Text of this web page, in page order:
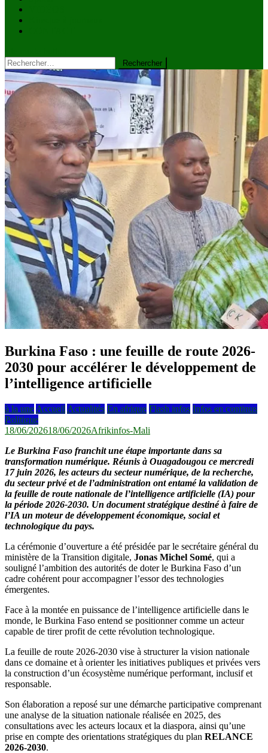
Rechercher :
Burkina Faso : une feuille de route 2026-
2030 pour accélérer le développement de
l’intelligence artificielle
à la une Accueil Actualités En afrique Flash infos Infos en continus
Politique
18/06/202618/06/2026Afrikinfos-Mali
Le Burkina Faso franchit une étape importante dans sa
transformation numérique. Réunis à Ouagadougou ce mercredi
17 juin 2026, les acteurs du secteur numérique, de la recherche,
du secteur privé et de l’administration ont entamé la validation de
la feuille de route nationale de l’intelligence artificielle (IA) pour
la période 2026-2030. Un document stratégique destiné à faire de
l’IA un moteur de développement économique, social et
technologique du pays.
La cérémonie d’ouverture a été présidée par le secrétaire général du
ministère de la Transition digitale, Jonas Michel Somé, qui a
souligné l’ambition des autorités de doter le Burkina Faso d’un
cadre cohérent pour accompagner l’essor des technologies
émergentes.
Face à la montée en puissance de l’intelligence artificielle dans le
monde, le Burkina Faso entend se positionner comme un acteur
capable de tirer profit de cette révolution technologique.
La feuille de route 2026-2030 vise à structurer la vision nationale
dans ce domaine et à orienter les initiatives publiques et privées vers
la construction d’un écosystème numérique performant, inclusif et
responsable.
Son élaboration a reposé sur une démarche participative comprenant
une analyse de la situation nationale réalisée en 2025, des
consultations avec les acteurs locaux et la diaspora, ainsi qu’une
prise en compte des orientations stratégiques du plan RELANCE
2026-2030.